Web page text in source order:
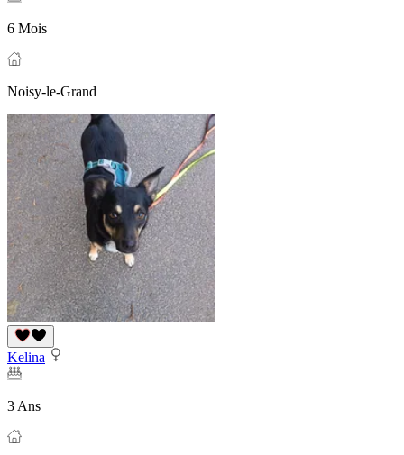
6 Mois
Noisy-le-Grand
Kelina
3 Ans